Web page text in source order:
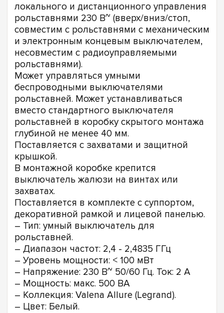
локального и дистанционного управления
рольставнями 230 В~ (вверх/вниз/стоп,
совместим с рольставнями с механическим
и электронным концевым выключателем,
несовместим с радиоуправляемыми
рольставнями).
Может управляться умными
беспроводными выключателями
рольставней. Может устанавливаться
вместо стандартного выключателя
рольставней в коробку скрытого монтажа
глубиной не менее 40 мм.
Поставляется с захватами и защитной
крышкой.
В монтажной коробке крепится
выключатель жалюзи на винтах или
захватах.
Поставляется в комплекте с суппортом,
декоративной рамкой и лицевой панелью.
– Тип: умный выключатель для
рольставней.
– Диапазон частот: 2,4 - 2,4835 ГГц
– Уровень мощности: < 100 мВт
– Напряжение: 230 В~ 50/60 Гц. Ток: 2 A
– Мощность: макс. 500 ВА
– Коллекция: Valena Allure (Legrand).
– Цвет: Белый.